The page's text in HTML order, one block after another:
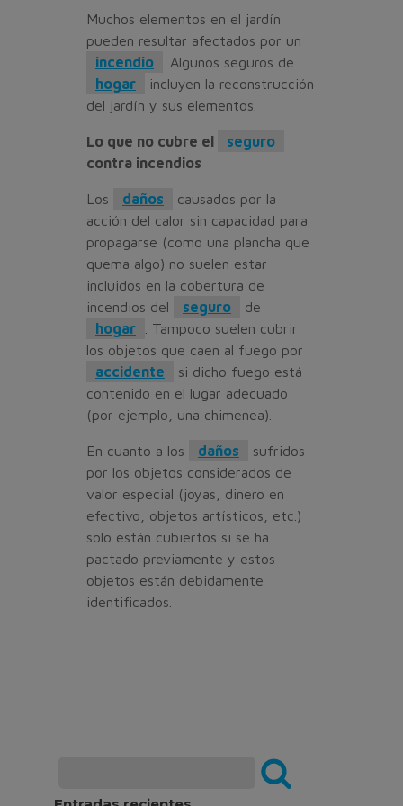
Muchos elementos en el jardín
pueden resultar afectados por un
incendio
. Algunos seguros de
hogar
incluyen la reconstrucción
del jardín y sus elementos.
Lo que no cubre el
seguro
contra incendios
Los daños
causados por la
acción del calor sin capacidad para
propagarse (como una plancha que
quema algo) no suelen estar
incluidos en la cobertura de
incendios del
seguro
de
hogar
. Tampoco suelen cubrir
los objetos que caen al fuego por
accidente
si dicho fuego está
contenido en el lugar adecuado
(por ejemplo, una chimenea).
En cuanto a los daños
sufridos
por los objetos considerados de
valor especial (joyas, dinero en
efectivo, objetos artísticos, etc.)
solo están cubiertos si se ha
pactado previamente y estos
objetos están debidamente
identificados.